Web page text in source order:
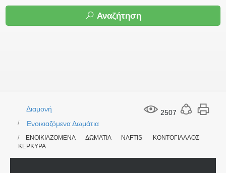
Αναζήτηση
2507
Διαμονή
Ενοικιαζόμενα Δωμάτια
ΕΝΟΙΚΙΑΖΟΜΕΝΑ ΔΩΜΑΤΙΑ NAFTIS ΚΟΝΤΟΓΙΑΛΛΟΣ
ΚΕΡΚΥΡΑ